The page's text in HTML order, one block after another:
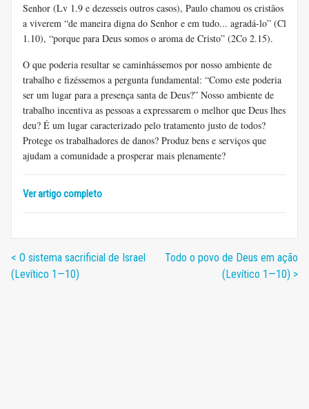
Senhor (Lv 1.9 e dezesseis outros casos), Paulo chamou os cristãos
a viverem “de maneira digna do Senhor e em tudo... agradá-lo” (Cl
1.10), “porque para Deus somos o aroma de Cristo” (2Co 2.15).
O que poderia resultar se caminhássemos por nosso ambiente de
trabalho e fizéssemos a pergunta fundamental: “Como este poderia
ser um lugar para a presença santa de Deus?” Nosso ambiente de
trabalho incentiva as pessoas a expressarem o melhor que Deus lhes
deu? É um lugar caracterizado pelo tratamento justo de todos?
Protege os trabalhadores de danos? Produz bens e serviços que
ajudam a comunidade a prosperar mais plenamente?
Ver artigo completo
< O sistema sacrificial de Israel
(Levítico 1—10)
Todo o povo de Deus em ação
(Levítico 1—10) >